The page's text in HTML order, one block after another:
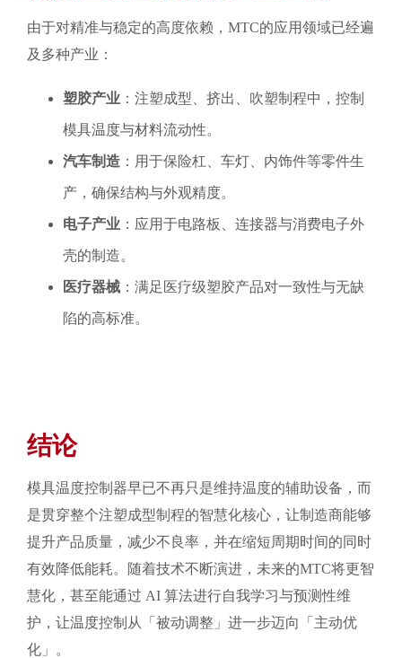
由于对精准与稳定的高度依赖，MTC的应用领域已经遍
及多种产业：
塑胶产业 ：注塑成型、挤出、吹塑制程中，控制
模具温度与材料流动性。
汽车制造 ：用于保险杠、车灯、内饰件等零件生
产，确保结构与外观精度。
电子产业 ：应用于电路板、连接器与消费电子外
壳的制造。
医疗器械 ：满足医疗级塑胶产品对一致性与无缺
陷的高标准。
结论
模具温度控制器早已不再只是维持温度的辅助设备，而
是贯穿整个注塑成型制程的智慧化核心，让制造商能够
提升产品质量，减少不良率，并在缩短周期时间的同时
有效降低能耗。随着技术不断演进，未来的MTC将更智
慧化，甚至能通过 AI 算法进行自我学习与预测性维
护，让温度控制从「被动调整」进一步迈向「主动优
化」。